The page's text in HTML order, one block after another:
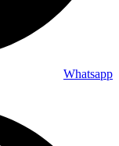
Whatsapp